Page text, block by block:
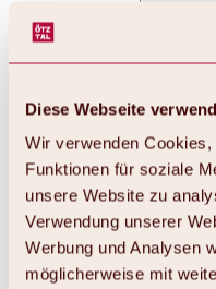
Diese Webseite
Wir verwenden
Funktionen für soziale
unsere Website zu
Verwendung unserer
Werbung und Analysen
möglicherweise mit